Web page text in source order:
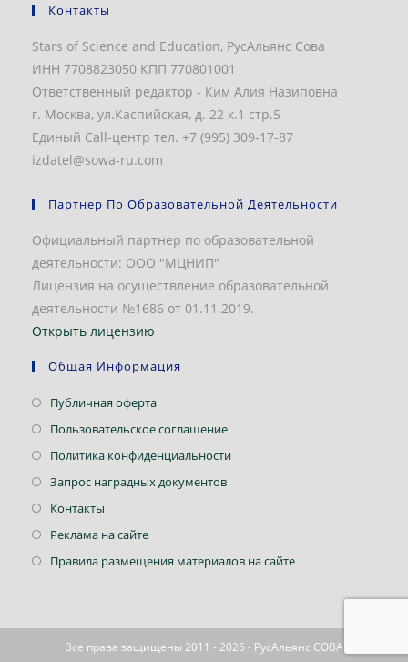
Контакты
Stars of Science and Education, РусАльянс Сова
ИНН 7708823050 КПП 770801001
Ответственный редактор - Ким Алия Назиповна
г. Москва, ул.Каспийская, д. 22 к.1 стр.5
Единый Call-центр тел. +7 (995) 309-17-87
izdatel@sowa-ru.com
Партнер По Образовательной Деятельности
Официальный партнер по образовательной
деятельности: ООО "МЦНИП"
Лицензия на осуществление образовательной
деятельности №1686 от 01.11.2019.
Открыть лицензию
Общая Информация
Публичная офертаОткроется
в
Пользовательское соглашениеОткроется
в
Политика конфиденциальностиОткроется
Запрос наградных документовОткроется
Контакты
в
Реклама на сайтеОткроется
в
Правила размещения материалов на сайтеОткроется
вкладке
Все права защищены 2011 - 2026 - РусАльянс СОВА